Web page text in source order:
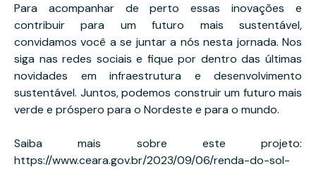
Para acompanhar de perto essas inovações e
contribuir para um futuro mais sustentável,
convidamos você a se juntar a nós nesta jornada. Nos
siga nas redes sociais e fique por dentro das últimas
novidades em infraestrutura e desenvolvimento
sustentável. Juntos, podemos construir um futuro mais
verde e próspero para o Nordeste e para o mundo.
Saiba mais sobre este projeto:
https://www.ceara.gov.br/2023/09/06/renda-do-sol-